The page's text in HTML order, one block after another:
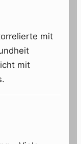
mit
mit